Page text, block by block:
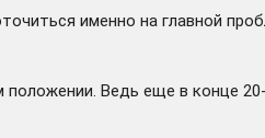
именно на главной
положении. Ведь еще в конце